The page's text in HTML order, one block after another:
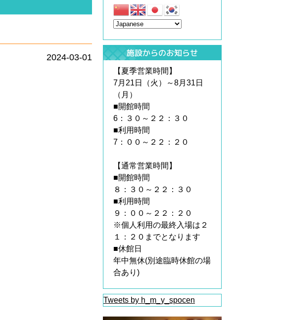
2024-03-01 施設からのお知らせ
【夏季営業時間】
7月21日（火）～8月31日
（月）
■開館時間
6：３０～２２：３０
■利用時間
7：００～２２：２０
【通常営業時間】
■開館時間
８：３０～２２：３０
■利用時間
９：００～２２：２０
※個人利用の最終入場は２
１：２０までとなります
■休館日
年中無休(別途臨時休館の場
合あり)
Tweets by h_m_y_spocen